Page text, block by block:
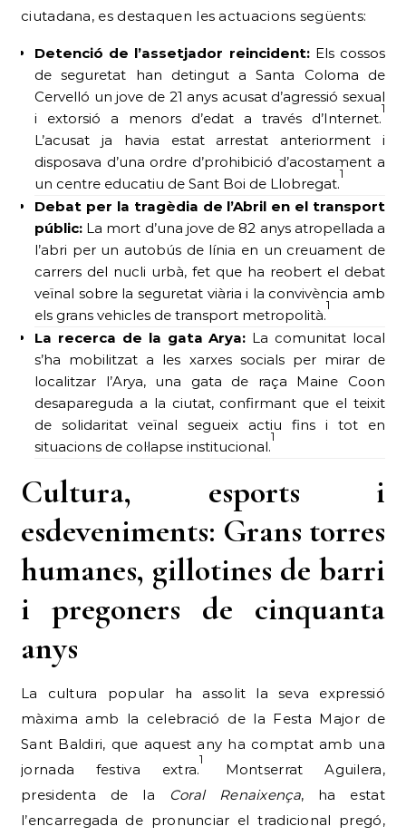
ciutadana, es destaquen les actuacions següents:
Detenció de l’assetjador reincident:Els cossos
de seguretat han detingut a Santa Coloma de
Cervelló un jove de 21 anys acusat d’agressió sexual
i extorsió a menors d’edat a través d’Internet.
1
L’acusat ja havia estat arrestat anteriorment i
disposava d’una ordre d’prohibició d’acostament a
un centre educatiu de Sant Boi de Llobregat.
1
Debat per la tragèdia de l’Abril en el transport
públic: La mort d’una jove de 82 anys atropellada a
l’abri per un autobús de línia en un creuament de
carrers del nucli urbà, fet que ha reobert el debat
veïnal sobre la seguretat viària i la convivència amb
els grans vehicles de transport metropolità.
1
La recerca de la gata Arya: La comunitat local
s’ha mobilitzat a les xarxes socials per mirar de
localitzar l’Arya, una gata de raça Maine Coon
desapareguda a la ciutat, confirmant que el teixit
de solidaritat veïnal segueix actiu fins i tot en
situacions de col·lapse institucional.
1
Cultura, esports i
esdeveniments: Grans torres
humanes, gillotines de barri
i pregoners de cinquanta
anys
La cultura popular ha assolit la seva expressió
màxima amb la celebració de la Festa Major de
Sant Baldiri, que aquest any ha comptat amb una
jornada festiva extra.
1
Montserrat Aguilera,
presidenta de la
Coral Renaixença, ha estat
l’encarregada de pronunciar el tradicional pregó,